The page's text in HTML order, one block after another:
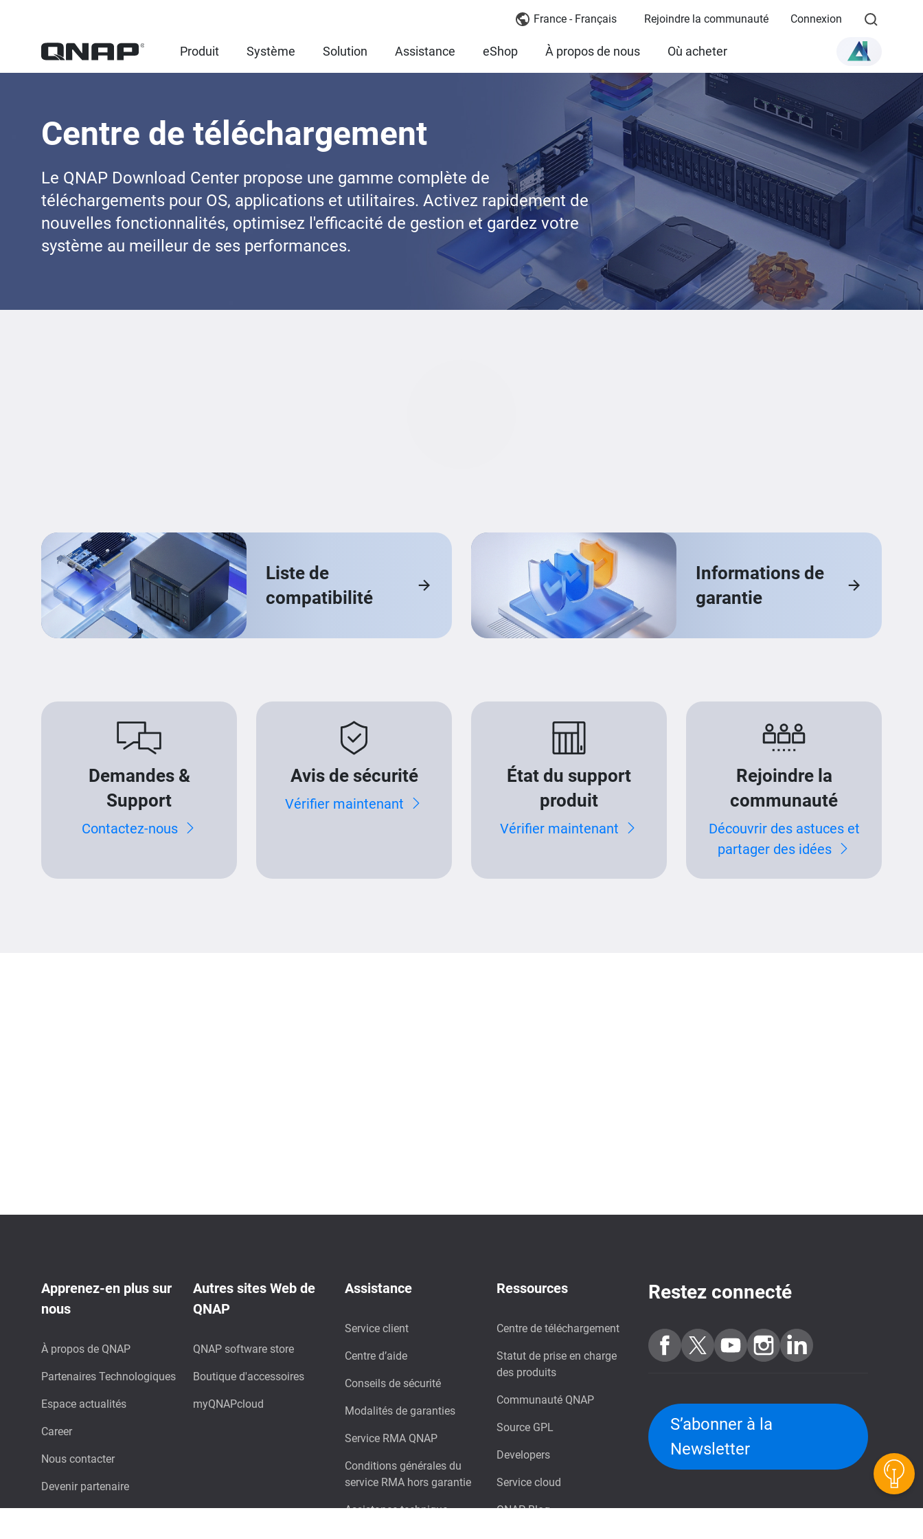
France - Français Rejoindre la communauté Connexion
Produit Système Solution Assistance eShop À propos de nous Où acheter
Centre de téléchargement
Le QNAP Download Center propose une gamme complète de
téléchargements pour OS, applications et utilitaires. Activez rapidement de
nouvelles fonctionnalités, optimisez l'efficacité de gestion et gardez votre
système au meilleur de ses performances.
Liste de
compatibilité
Informations de
garantie
Demandes &
Support
Contactez-nous
Avis de sécurité
Vérifier maintenant
État du support
produit
Vérifier maintenant
Rejoindre la
communauté
Découvrir des astuces et
partager des idées
Apprenez-en plus sur
nous
À propos de QNAP
Partenaires Technologiques
Espace actualités
Career
Nous contacter
Devenir partenaire
Autres sites Web de
QNAP
QNAP software store
Boutique d'accessoires
myQNAPcloud
Assistance
Service client
Centre d’aide
Conseils de sécurité
Modalités de garanties
Service RMA QNAP
Conditions générales du
service RMA hors garantie
Assistance technique
Ressources
Centre de téléchargement
Statut de prise en charge
des produits
Communauté QNAP
Source GPL
Developers
Service cloud
QNAP Blog
Restez connecté
S’abonner à la
Newsletter
Site de démo QuTScloud
Calculateur RAID QNAP